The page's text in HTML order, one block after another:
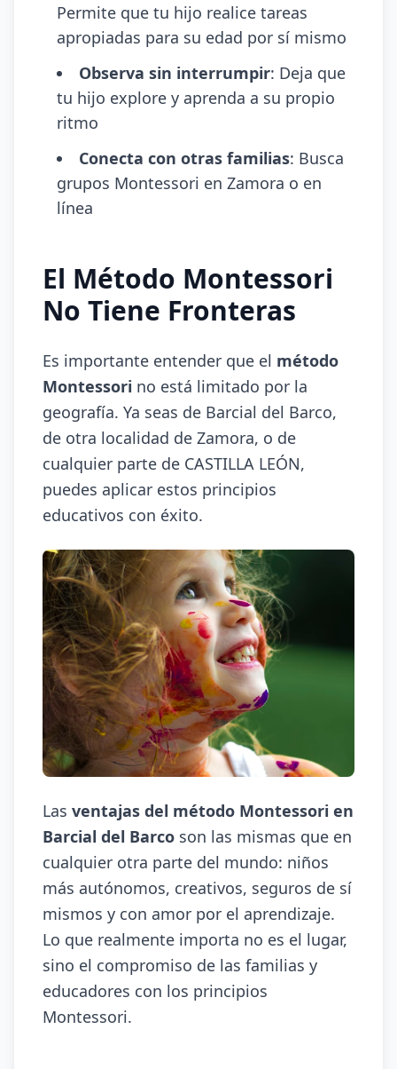
Permite que tu hijo realice tareas
apropiadas para su edad por sí mismo
Observa sin interrumpir: Deja que
tu hijo explore y aprenda a su propio
ritmo
Conecta con otras familias: Busca
grupos Montessori en Zamora o en
línea
El Método Montessori
No Tiene Fronteras
Es importante entender que el método
Montessori no está limitado por la
geografía. Ya seas de Barcial del Barco,
de otra localidad de Zamora, o de
cualquier parte de CASTILLA LEÓN,
puedes aplicar estos principios
educativos con éxito.
Las ventajas del método Montessori en
Barcial del Barco son las mismas que en
cualquier otra parte del mundo: niños
más autónomos, creativos, seguros de sí
mismos y con amor por el aprendizaje.
Lo que realmente importa no es el lugar,
sino el compromiso de las familias y
educadores con los principios
Montessori.